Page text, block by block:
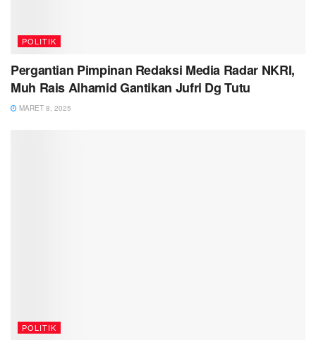
POLITIK
Pergantian Pimpinan Redaksi Media Radar NKRI,
Muh Rais Alhamid Gantikan Jufri Dg Tutu
MARET 8, 2025
POLITIK